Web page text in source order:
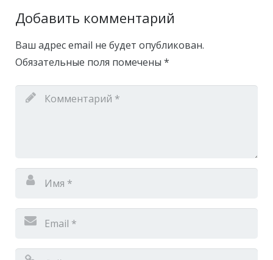
Добавить комментарий
Ваш адрес email не будет опубликован.
Обязательные поля помечены *